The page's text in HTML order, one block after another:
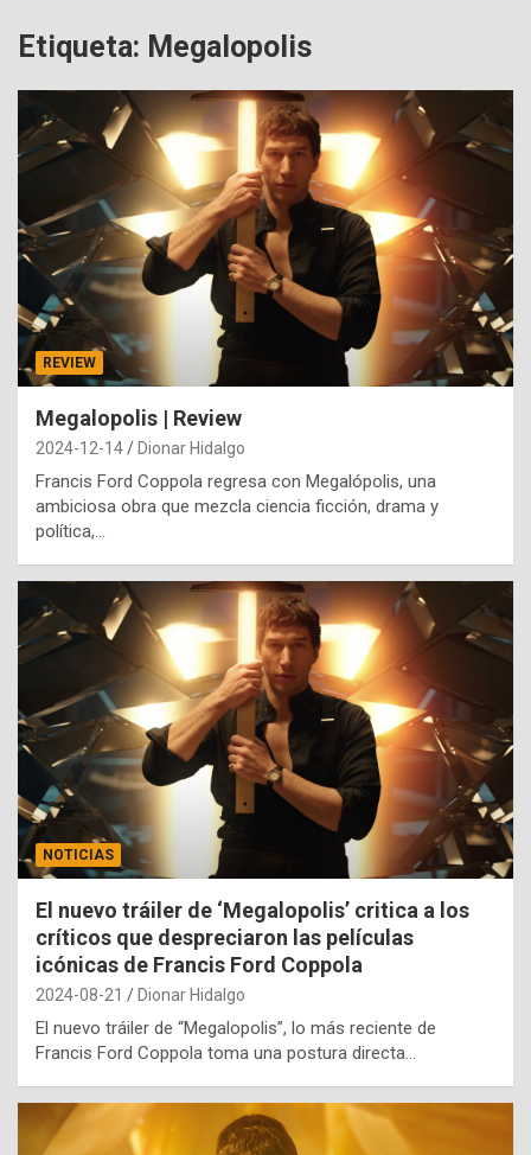
Etiqueta: Megalopolis
REVIEW
Megalopolis | Review
2024-12-14 Dionar Hidalgo
Francis Ford Coppola regresa con Megalópolis, una
ambiciosa obra que mezcla ciencia ficción, drama y
política,…
NOTICIAS
El nuevo tráiler de ‘Megalopolis’ critica a los
críticos que despreciaron las películas
icónicas de Francis Ford Coppola
2024-08-21 Dionar Hidalgo
El nuevo tráiler de “Megalopolis”, lo más reciente de
Francis Ford Coppola toma una postura directa…